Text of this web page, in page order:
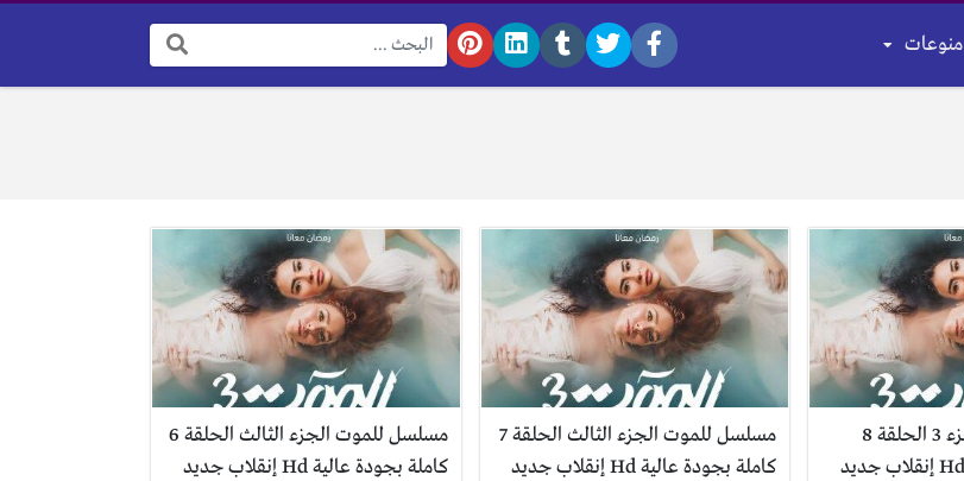
منوعات
البحث:
مسلسل للموت الجزء 3 الحلقة 8
كاملة بجودة عالية Hd إنقلاب جديد
مسلسل للموت الجزء الثالث الحلقة 7
كاملة بجودة عالية Hd إنقلاب جديد
مسلسل للموت الجزء الثالث الحلقة 6
كاملة بجودة عالية Hd إنقلاب جديد